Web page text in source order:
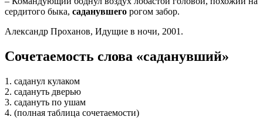
сердитого быка, саданувшего рогом забор.
Александр Проханов, Идущие в ночи, 2001.
Сочетаемость слова «саданувший»
1. саданул кулаком
2. садануть дверью
3. садануть по ушам
4. (полная таблица сочетаемости)